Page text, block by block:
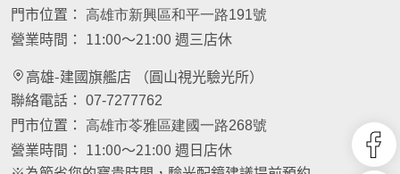
門市位置： 高雄市新興區和平一路191號
營業時間： 11:00～21:00 週三店休
高雄-建國旗艦店 （圓山視光驗光所）
聯絡電話：
07-7277762
門市位置： 高雄市苓雅區建國一路268號
營業時間： 11:00～21:00 週日店休